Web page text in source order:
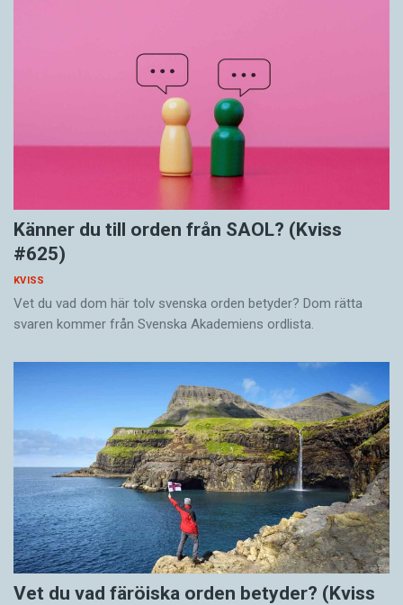
Känner du till orden från SAOL? (Kviss
#625)
KVISS
Vet du vad dom här tolv svenska orden betyder? Dom rätta
svaren kommer från Svenska Akademiens ordlista.
Vet du vad färöiska orden betyder? (Kviss